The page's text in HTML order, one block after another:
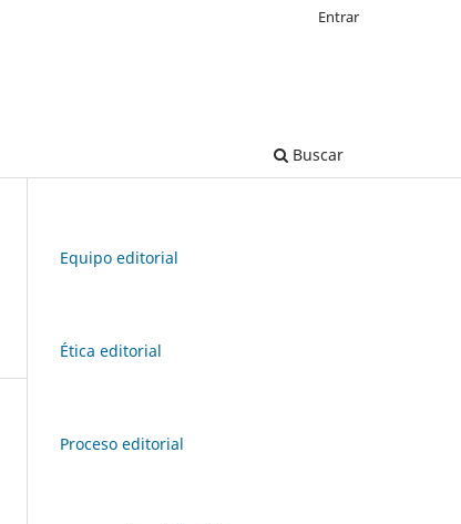
Buscar
Entrar
Equipo editorial
Ética editorial
Proceso editorial